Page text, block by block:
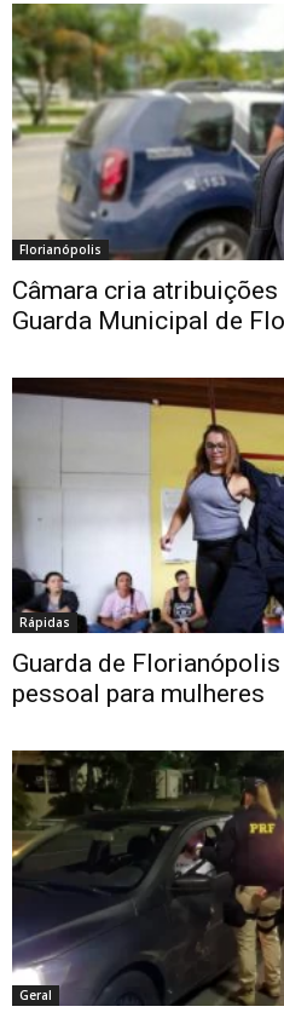
Florianópolis
Câmara cria
Guarda Municipal de
Rápidas
Guarda de
pessoal para mulheres
Geral